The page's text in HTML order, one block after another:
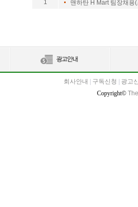
1
맨하탄 H Mart 팀장채용
회사안내 구독신청
광고
Copyright©